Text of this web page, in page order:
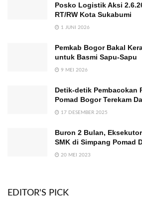
Posko Logistik Aksi
RT/RW Kota Sukabumi
1 JUNI 2026
Pemkab Bogor Bakal
untuk Basmi Sapu-Sapu
9 MEI 2026
Detik-detik Pembacokan
Pomad Bogor Terekam
17 DESEMBER 2025
Buron 2 Bulan,
SMK di Simpang Pomad
20 MEI 2023
EDITOR'S PICK